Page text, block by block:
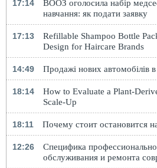
17:14
ВООЗ оголосила набір
навчання: як подати заявку
17:13
Refillable Shampoo Bottle
Design for Haircare Brands
14:49 Продажі нових автомобілів
18:14
How to Evaluate a Plant-
Scale-Up
18:11 Почему стоит остановится
12:26
Специфика
обслуживания и ремонта